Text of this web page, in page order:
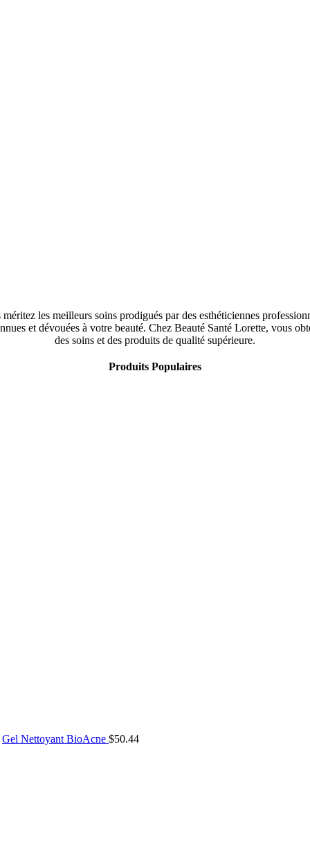
méritez les meilleurs soins prodigués par des esthéticiennes
et dévouées à votre beauté. Chez Beauté Santé Lorette, vous
des soins et des produits de qualité supérieure.
Produits Populaires
Gel Nettoyant BioAcne $50.44